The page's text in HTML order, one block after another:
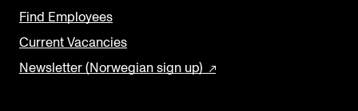
Find Employees
Current Vacancies
Newsletter (Norwegian sign up)